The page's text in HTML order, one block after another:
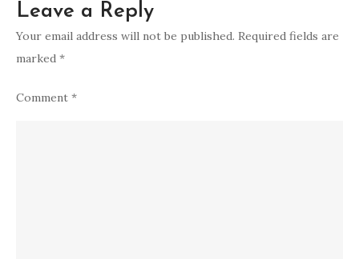
Leave a Reply
Your email address will not be published. Required fields are
marked *
Comment *